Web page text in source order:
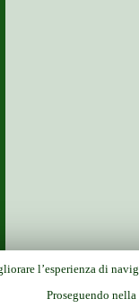
l’esperienza di
Proseguendo